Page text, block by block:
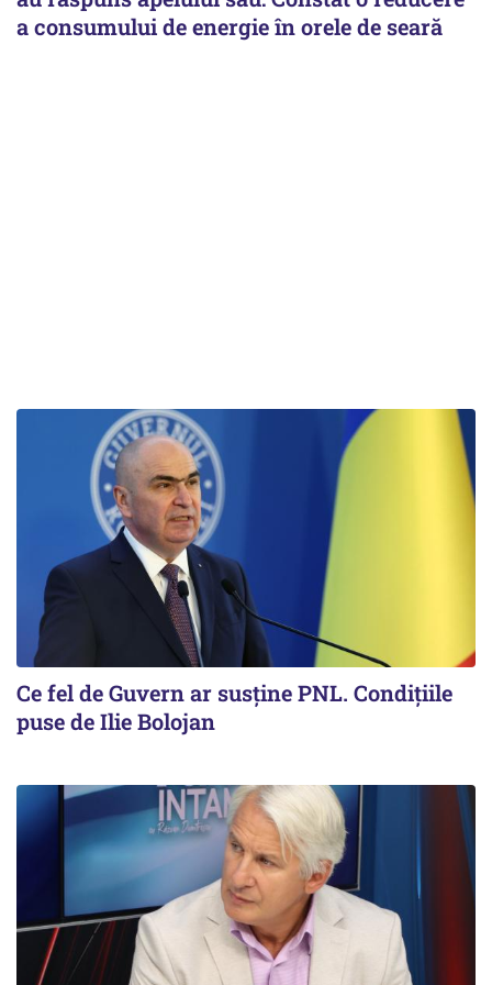
a consumului de energie în orele de seară
Ce fel de Guvern ar susține PNL. Condițiile
puse de Ilie Bolojan